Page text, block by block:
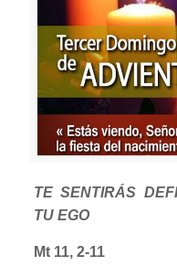
TE SENTIRÁS
TU EGO
Mt 11, 2-11